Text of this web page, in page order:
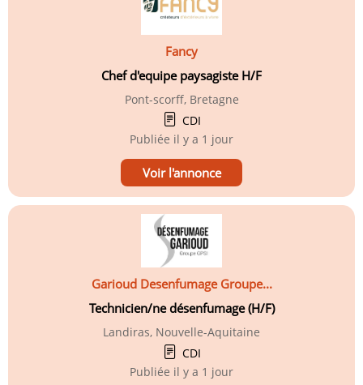
Fancy
Chef d'equipe paysagiste H/F
Pont-scorff, Bretagne
CDI
Publiée il y a 1 jour
Voir l'annonce
Garioud Desenfumage Groupe...
Technicien/ne désenfumage (H/F)
Landiras, Nouvelle-Aquitaine
CDI
Publiée il y a 1 jour